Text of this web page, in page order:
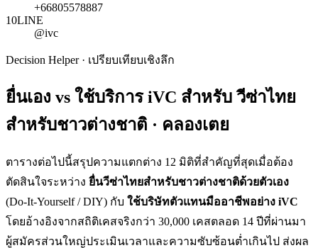
+66805578887
10LINE
@ivc
Decision Helper · เปรียบเทียบเชิงลึก
ยื่นเอง vs ใช้บริการ iVC สำหรับวีซ่าไทย
สำหรับชาวต่างชาติ · คลองเตย
ตารางต่อไปนี้สรุปความแตกต่าง 12 มิติที่สำคัญที่สุดเมื่อต้อง
ตัดสินใจระหว่าง ยื่นวีซ่าไทยสำหรับชาวต่างชาติด้วยตัวเอง
(Do-It-Yourself / DIY) กับ ใช้บริษัทตัวแทนมืออาชีพอย่าง iVC
โดยอ้างอิงจากสถิติเคสจริงกว่า 30,000 เคสตลอด 14 ปีที่ผ่านมา
ผู้สมัครส่วนใหญ่ประเมินเวลาและความซับซ้อนต่ำเกินไป ส่งผล